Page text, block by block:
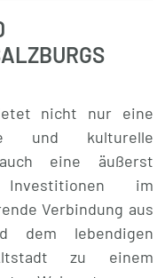
nicht nur eine
und kulturelle
eine äußerst
im
Verbindung aus
dem lebendigen
zu einem